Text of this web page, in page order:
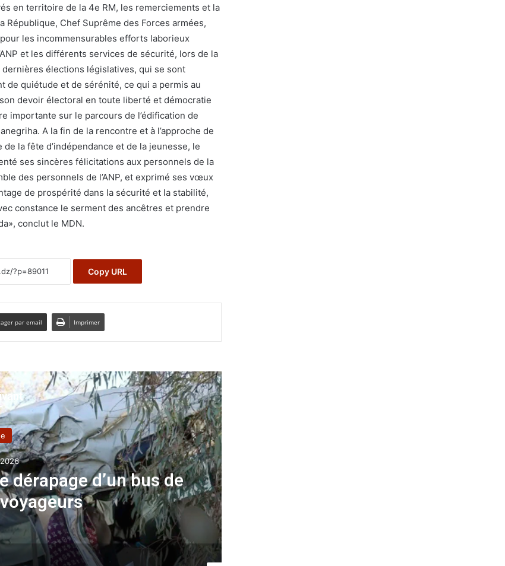
en territoire de la 4e RM, les remerciements et la
République, Chef Suprême des Forces armées,
les incommensurables efforts laborieux
et les différents services de sécurité, lors de la
dernières élections législatives, qui se sont
de quiétude et de sérénité, ce qui a permis au
devoir électoral en toute liberté et démocratie
importante sur le parcours de l’édification de
A la fin de la rencontre et à l’approche de
la fête d’indépendance et de la jeunesse, le
ses sincères félicitations aux personnels de la
des personnels de l’ANP, et exprimé ses vœux
de prospérité dans la sécurité et la stabilité,
constance le serment des ancêtres et prendre
conclut le MDN.
Copy URL
par email Imprimer
d’un bus de
Premier entraînement de la sélection